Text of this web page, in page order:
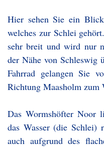
Hier sehen Sie ein
welches zur Schlei
sehr breit und wird nur
der Nähe von Schleswig
Fahrrad gelangen Sie
Richtung Maasholm zum
Das Wormshöfter Noor
das Wasser (die
auch aufgrund des